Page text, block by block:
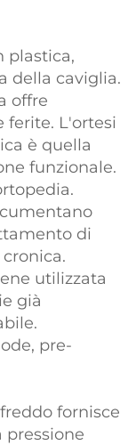
plastica,
della caviglia.
offre
ferite. L'ortesi
è quella
funzionale.
di
utilizzata
già
pre-
fornisce
pressione